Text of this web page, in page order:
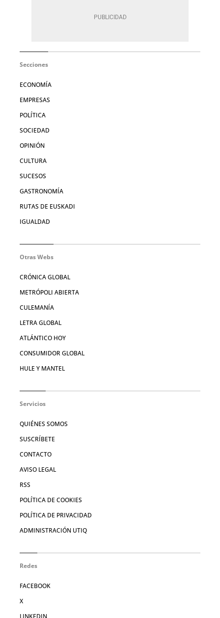
Secciones
ECONOMÍA
EMPRESAS
POLÍTICA
SOCIEDAD
OPINIÓN
CULTURA
SUCESOS
GASTRONOMÍA
RUTAS DE EUSKADI
IGUALDAD
Otras Webs
CRÓNICA GLOBAL
METRÓPOLI ABIERTA
CULEMANÍA
LETRA GLOBAL
ATLÁNTICO HOY
CONSUMIDOR GLOBAL
HULE Y MANTEL
Servicios
QUIÉNES SOMOS
SUSCRÍBETE
CONTACTO
AVISO LEGAL
RSS
POLÍTICA DE COOKIES
POLÍTICA DE PRIVACIDAD
ADMINISTRACIÓN UTIQ
Redes
FACEBOOK
X